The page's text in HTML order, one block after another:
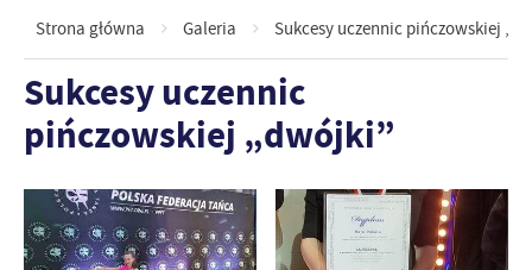
Strona główna Galeria Sukcesy uczennic pińczowskiej
Sukcesy uczennic
pińczowskiej „dwójki”